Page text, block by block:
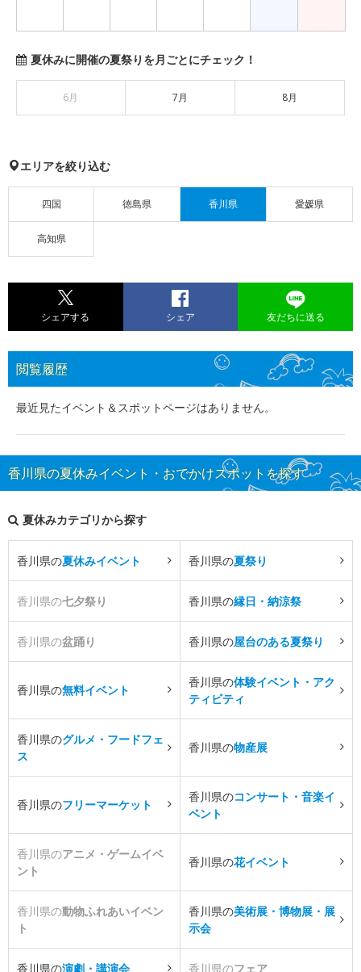
夏休みに開催の夏祭りを月ごとにチェック！
6月 7月 8月
エリアを絞り込む
四国 徳島県 香川県 愛媛県
高知県
シェアする シェア 友だちに送る
閲覧履歴
最近見たイベント＆スポットページはありません。
香川県の夏休みイベント・おでかけスポットを探す
夏休みカテゴリから探す
香川県の夏休みイベント 香川県の夏祭り
香川県の七夕祭り 香川県の縁日・納涼祭
香川県の盆踊り 香川県の屋台のある夏祭り
香川県の無料イベント
香川県の体験イベント・アク
ティビティ
香川県のグルメ・フードフェ
ス
香川県の物産展
香川県のフリーマーケット
香川県のコンサート・音楽イ
ベント
香川県のアニメ・ゲームイベ
ント
香川県の花イベント
香川県の動物ふれあいイベン
ト
香川県の美術展・博物展・展
示会
香川県の演劇・講演会 香川県のフェア